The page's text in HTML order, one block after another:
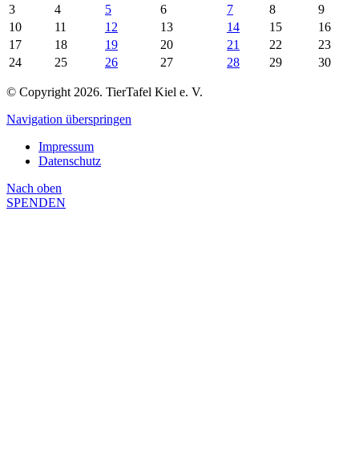
3
4 5 6 7 8
9
10
11 12 13 14 15
16
17
18 19 20 21 22
23
24
25 26 27 28 29 30
© Copyright 2026. TierTafel Kiel e. V.
Navigation überspringen
Impressum
Datenschutz
Nach oben
SPENDEN